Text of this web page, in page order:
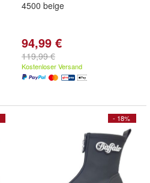
4500 beige
94,99 €
119,99 €
Kostenloser Versand
- 18%